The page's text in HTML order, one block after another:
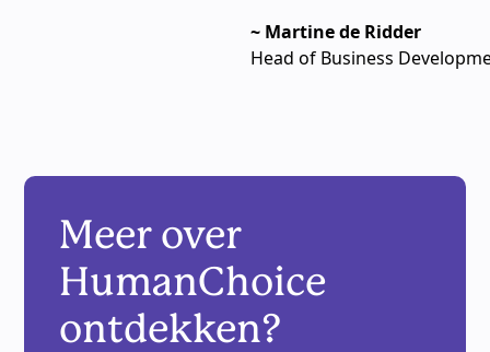
~ Martine de Ridder
Head of Business
Meer over
HumanChoice
ontdekken?